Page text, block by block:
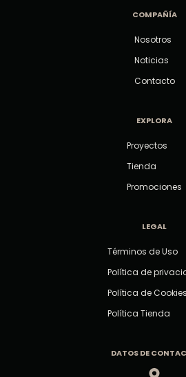
COMPAÑÍA
Nosotros
Noticias
Contacto
EXPLORA
Proyectos
Tienda
Promociones
LEGAL
Términos de Uso
Política de
Política de Cookies
Política Tienda
DATOS DE